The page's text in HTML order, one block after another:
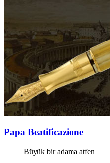
Papa Beatificazione
Büyük bir adama atfen